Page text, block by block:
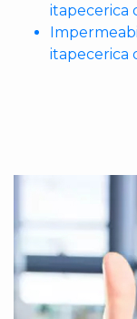
itapecerica
itapecerica